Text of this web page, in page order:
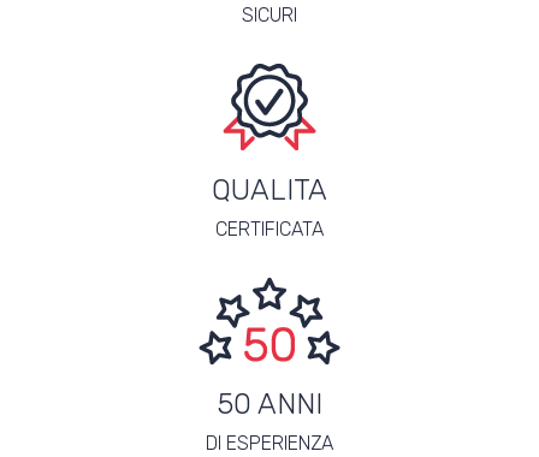
SICURI
QUALITA
CERTIFICATA
50 ANNI
DI ESPERIENZA